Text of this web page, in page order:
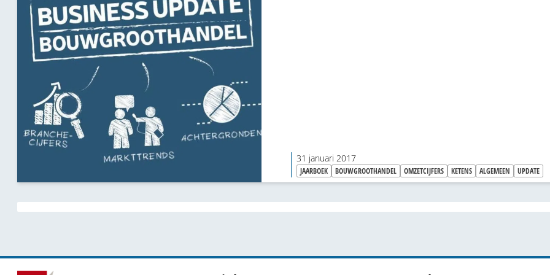
31 januari 2017
JAARBOEK BOUWGROOTHANDEL OMZETCIJFERS KETENS ALGEMEEN UPDATE